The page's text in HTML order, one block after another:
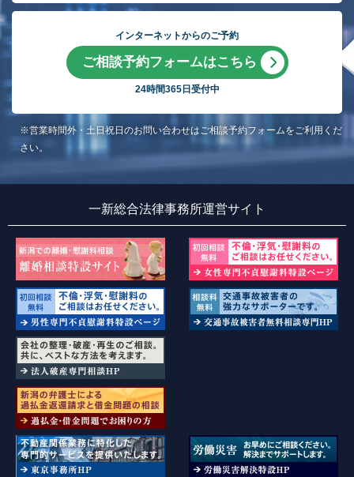
インターネットからのご予約
ご相談予約フォームはこちら
24時間365日受付中
※営業時間外・土日祝日のお問い合わせはご相談予約フォームをご利用くだ
さい。
一新総合法律事務所運営サイト